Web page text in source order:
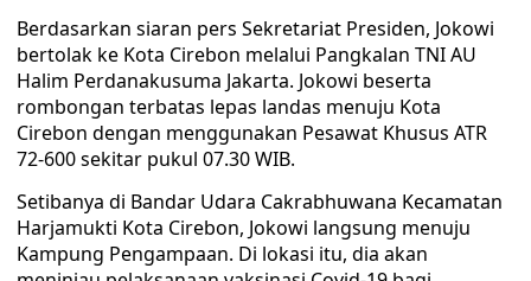
Berdasarkan siaran pers Sekretariat Presiden, Jokowi
bertolak ke Kota Cirebon melalui Pangkalan TNI AU
Halim Perdanakusuma Jakarta. Jokowi beserta
rombongan terbatas lepas landas menuju Kota
Cirebon dengan menggunakan Pesawat Khusus ATR
72-600 sekitar pukul 07.30 WIB.
Setibanya di Bandar Udara Cakrabhuwana Kecamatan
Harjamukti Kota Cirebon, Jokowi langsung menuju
Kampung Pengampaan. Di lokasi itu, dia akan